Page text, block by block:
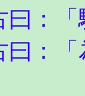
「
「為